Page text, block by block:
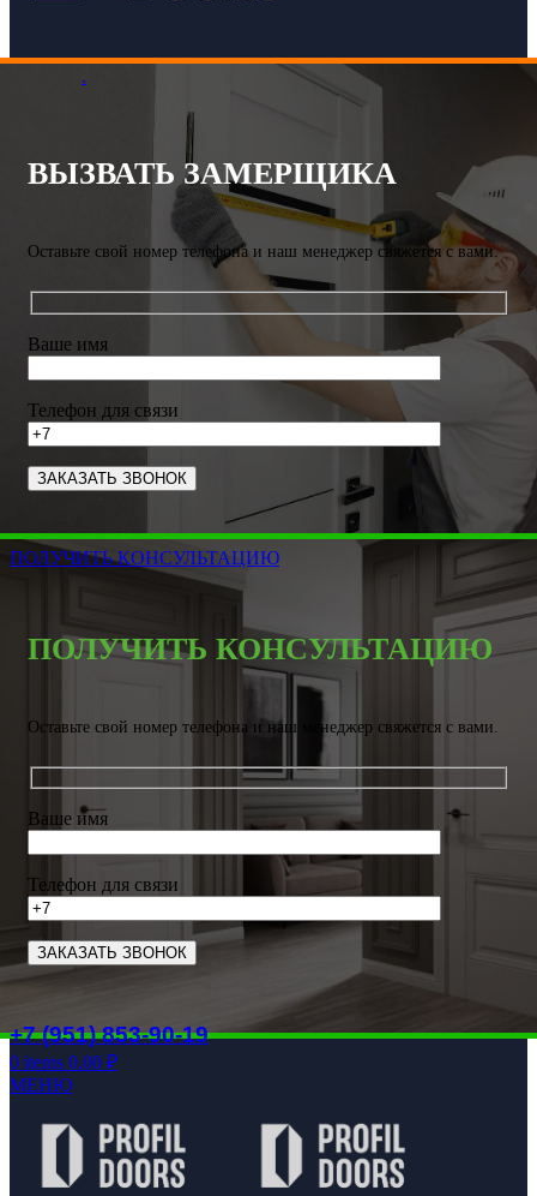
.
ВЫЗВАТЬ ЗАМЕРЩИКА
Оставьте свой номер телефона и наш менеджер свяжется с вами.
Ваше имя
Телефон для связи
ПОЛУЧИТЬ КОНСУЛЬТАЦИЮ
ПОЛУЧИТЬ КОНСУЛЬТАЦИЮ
Оставьте свой номер телефона и наш менеджер свяжется с вами.
Ваше имя
Телефон для связи
+7 (951) 853-90-19
0 items 0.00 ₽
МЕНЮ